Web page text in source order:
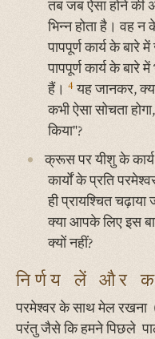
तब जब ऐसा होने की
भिन्न होता है। वह न
पापपूर्ण कार्य के
पापपूर्ण कार्य के बारे
हैं। 4 यह जानकर,
कभी ऐसा सोचता
किया"?
क्रूस पर यीशु के
कार्यों के प्रति
ही प्रायश्चित
क्या आपके लिए इस
क्यों नहीं?
निर्णय लें और
परमेश्वर के साथ मेल रखना
परंतु जैसे कि हमने पिछले